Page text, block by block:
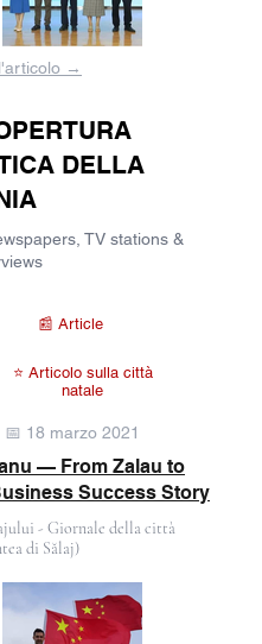
dalla
galleria
→
DELLA
TV stations &
📰 Article
⭐ Articolo sulla città
natale
📅 18 marzo 2021
— From Zalau to
Success Story
- Giornale della città
di Sălaj)